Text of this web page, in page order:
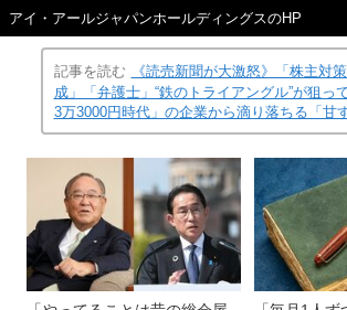
アイ・アールジャパンホールディングスのHP
記事を読む
《読売新聞が大激怒》「株主対
成」「弁護士」“鉄のトライアングル”が狙っ
3万3000円時代」の企業から滴り落ちる「甘